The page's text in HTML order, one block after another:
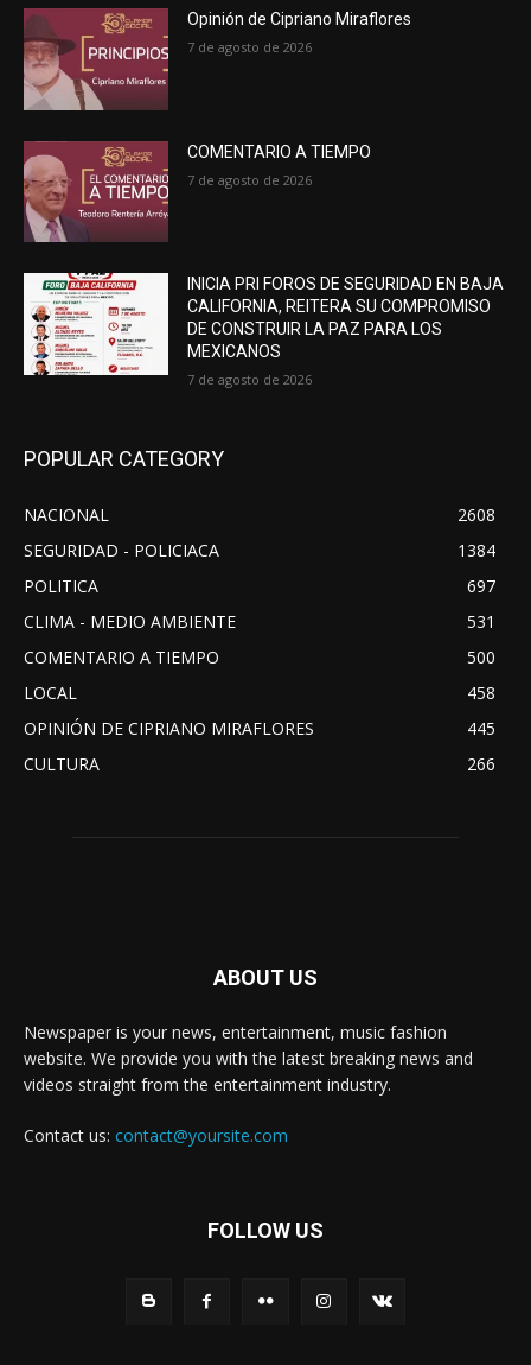
Opinión de Cipriano Miraflores
7 de agosto de 2026
COMENTARIO A TIEMPO
7 de agosto de 2026
INICIA PRI FOROS DE SEGURIDAD EN BAJA
CALIFORNIA, REITERA SU COMPROMISO
DE CONSTRUIR LA PAZ PARA LOS
MEXICANOS
7 de agosto de 2026
POPULAR CATEGORY
NACIONAL
2608
SEGURIDAD - POLICIACA
1384
POLITICA
697
CLIMA - MEDIO AMBIENTE
531
COMENTARIO A TIEMPO
500
LOCAL
458
OPINIÓN DE CIPRIANO MIRAFLORES
445
CULTURA
266
ABOUT US
Newspaper is your news, entertainment, music fashion
website. We provide you with the latest breaking news and
videos straight from the entertainment industry.
Contact us: contact@yoursite.com
FOLLOW US